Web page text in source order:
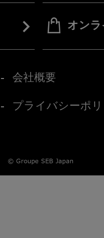
オン
会社概要
プライバシーポ